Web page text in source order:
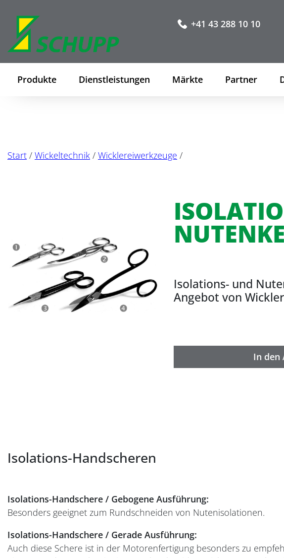
+41 43 288 10 10
Produkte Dienstleistungen Märkte Partner
Start / Wickeltechnik / Wicklereiwerkzeuge /
Isolations- und
Angebot von
In den
Isolations-Handscheren
Isolations-Handschere / Gebogene Ausführung:
Besonders geeignet zum Rundschneiden von Nutenisolationen.
Isolations-Handschere / Gerade Ausführung:
Auch diese Schere ist in der Motorenfertigung besonders zu